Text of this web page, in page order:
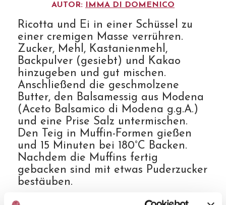
AUTOR: IMMA DI DOMENICO
Ricotta und Ei in einer Schüssel zu
einer cremigen Masse verrühren.
Zucker, Mehl, Kastanienmehl,
Backpulver (gesiebt) und Kakao
hinzugeben und gut mischen.
Anschließend die geschmolzene
Butter, den Balsamessig aus Modena
(Aceto Balsamico di Modena g.g.A.)
und eine Prise Salz untermischen.
Den Teig in Muffin-Formen gießen
und 15 Minuten bei 180°C Backen.
Nachdem die Muffins fertig
gebacken sind mit etwas Puderzucker
bestäuben.